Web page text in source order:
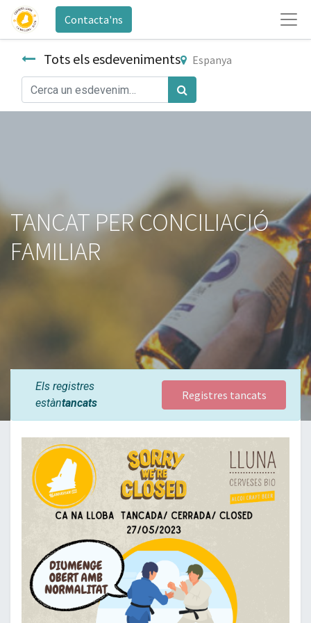
Contacta'ns
Tots els esdeveniments Espanya
TANCAT PER CONCILIACIÓ
FAMILIAR
Els registres
estàntancats
Registres tancats